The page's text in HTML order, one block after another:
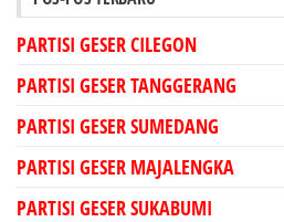
PARTISI GESER CILEGON
PARTISI GESER TANGGERANG
PARTISI GESER SUMEDANG
PARTISI GESER MAJALENGKA
PARTISI GESER SUKABUMI